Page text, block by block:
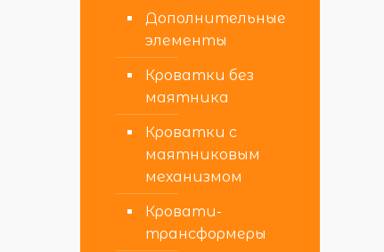
Дополнительные
элементы
Кроватки без
маятника
Кроватки с
маятниковым
механизмом
Кровати-
трансформеры